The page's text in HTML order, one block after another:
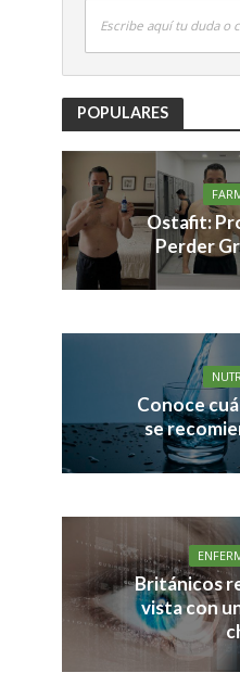
Escribe aquí tu duda o
POPULARES
Ostafit:
Perder
Conoce
se
Británicos
vista con